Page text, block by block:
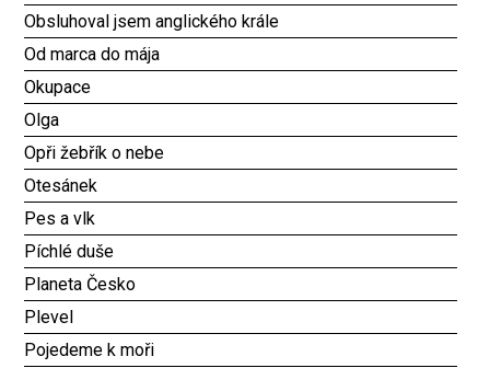
Obsluhoval jsem anglického krále
Od marca do mája
Okupace
Olga
Opři žebřík o nebe
Otesánek
Pes a vlk
Píchlé duše
Planeta Česko
Plevel
Pojedeme k moři